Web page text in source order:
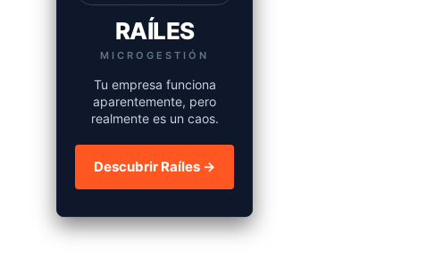
RAÍLES
MICROGESTIÓN
Tu empresa funciona
aparentemente, pero
realmente es un caos.
Descubrir Raíles →